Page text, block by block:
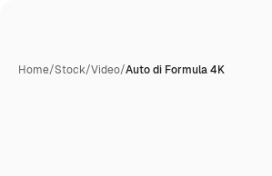
Home/Stock/Video/Auto di Formula 4K